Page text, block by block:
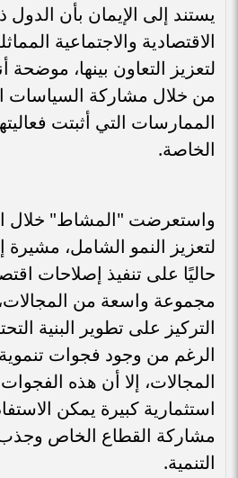
يستند إلى الإيمان بأن
الاقتصادية والاجتماعية
لتعزيز التعاون بينها،
من خلال مشاركة السياسات
الممارسات التي أثبتت
الخاصة.
واستعرضت "المشاط" خلال
لتعزيز النمو الشامل،
حاليًا على تنفيذ إصلاحات
مجموعة واسعة من المجالات،
التركيز على تطوير البنية
الرغم من وجود فجوات
المجالات، إلا أن هذه
استثمارية كبيرة يمكن
مشاركة القطاع الخاص
التنمية.